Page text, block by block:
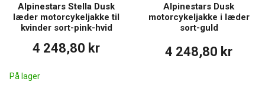
Alpinestars Stella Dusk
læder motorcykeljakke til
kvinder sort-pink-hvid
4 248,80 kr
På lager
Alpinestars Dusk
motorcykeljakke i læder
sort-guld
4 248,80 kr